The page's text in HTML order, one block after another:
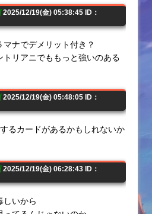
2025/12/19(金) 05:38:45 ID：
ナでデメリット付き？
トリアニでももっと強いのある
2025/12/19(金) 05:48:05 ID：
るカードがあるかもしれないか
2025/12/19(金) 06:28:43 ID：
しいから